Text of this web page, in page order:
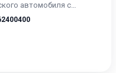
автомобиля с
произ...